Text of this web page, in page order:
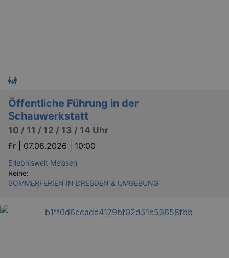
Öffentliche Führung in der
Schauwerkstatt
10 / 11 / 12 / 13 / 14 Uhr
Fr | 07.08.2026 | 10:00
Erlebniswelt Meissen
Reihe:
SOMMERFERIEN IN DRESDEN & UMGEBUNG